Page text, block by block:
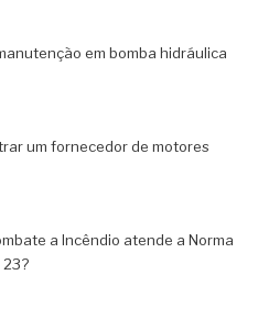
em bomba hidráulica
um fornecedor de motores
a Incêndio atende a Norma